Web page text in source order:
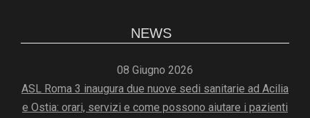
NEWS
08 Giugno 2026
ASL Roma 3 inaugura due nuove sedi sanitarie ad Acilia
e Ostia: orari, servizi e come possono aiutare i pazienti